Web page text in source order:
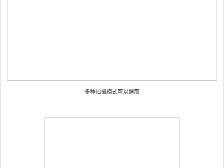
多種拍攝模式可以選取